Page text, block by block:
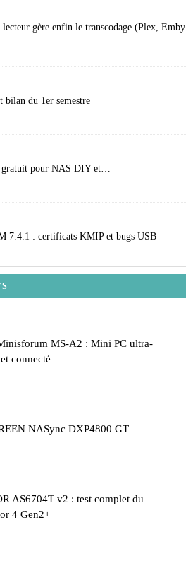
gère enfin le transcodage (Plex, Emby
bilan du 1er semestre
pour NAS DIY et…
7.4.1 : certificats KMIP et bugs USB
MS-A2 : Mini PC ultra-
connecté
NASync DXP4800 GT
AS6704T v2 : test complet du
4 Gen2+